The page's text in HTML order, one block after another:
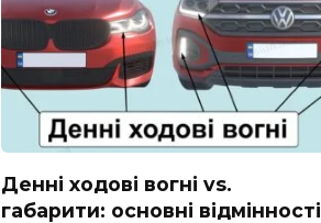
Денні ходові вогні vs.
габарити: основні відмінності